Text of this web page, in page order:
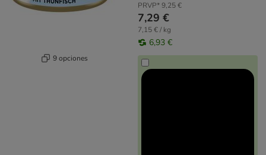
9 opciones
PRVP*9,25 €
7,29 €
7,15 € / kg
6,93 €